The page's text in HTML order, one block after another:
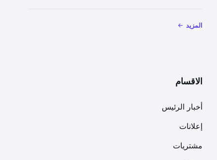
المزيد
الاقسام
أخبار الرئيس
إعلانات
مشتريات